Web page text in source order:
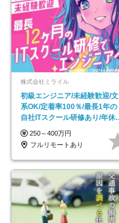
株式会社ミライル
初級エンジニア/未経験歓迎/文
系OK/定着率100％/最長1年の
自社ITスクール研修あり/年休
130日
250～400万円
フルリモートあり